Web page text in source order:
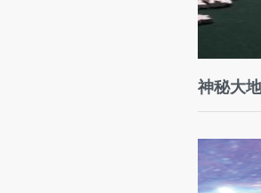
神秘大